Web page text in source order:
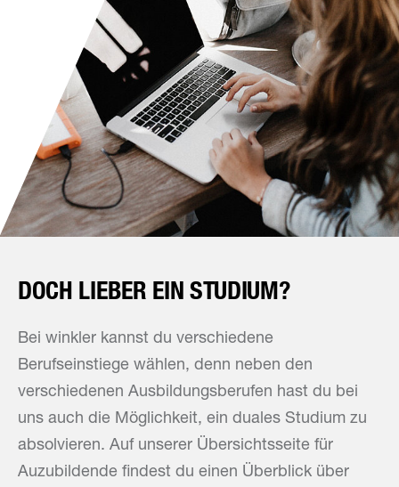
DOCH LIEBER EIN STUDIUM?
Bei winkler kannst du verschiedene
Berufseinstiege wählen, denn neben den
verschiedenen Ausbildungsberufen hast du bei
uns auch die Möglichkeit, ein duales Studium zu
absolvieren. Auf unserer Übersichtsseite für
Auzubildende findest du einen Überblick über